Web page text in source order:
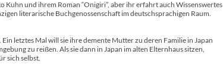
und ihrem Roman “Onigiri”, aber ihr erfahrt auch Wissenswertes
literarische Buchgenossenschaft im deutschsprachigen Raum.
letztes Mal will sie ihre demente Mutter zu deren Familie in Japan
zu reißen. Als sie dann in Japan im alten Elternhaus sitzen,
sich selbst.